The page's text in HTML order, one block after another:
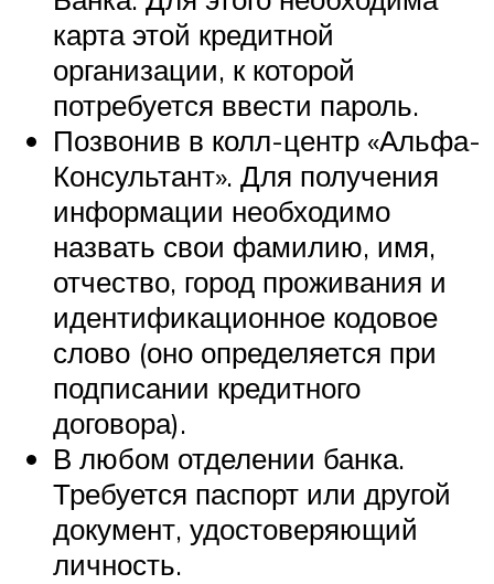
карта этой кредитной
организации, к которой
потребуется ввести пароль.
Позвонив в колл-центр «Альфа-
Консультант». Для получения
информации необходимо
назвать свои фамилию, имя,
отчество, город проживания и
идентификационное кодовое
слово (оно определяется при
подписании кредитного
договора).
В любом отделении банка.
Требуется паспорт или другой
документ, удостоверяющий
личность.